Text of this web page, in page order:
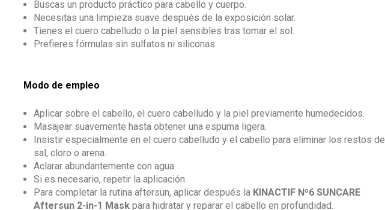
Buscas un producto práctico para cabello y cuerpo.
Necesitas una limpieza suave después de la exposición solar.
Tienes el cuero cabelludo o la piel sensibles tras tomar el sol.
Prefieres fórmulas sin sulfatos ni siliconas.
Modo de empleo
Aplicar sobre el cabello, el cuero cabelludo y la piel previamente humedecidos.
Masajear suavemente hasta obtener una espuma ligera.
Insistir especialmente en el cuero cabelludo y el cabello para eliminar los restos de
sal, cloro o arena.
Aclarar abundantemente con agua.
Si es necesario, repetir la aplicación.
Para completar la rutina aftersun, aplicar después la KINACTIF Nº6 SUNCARE
Aftersun 2-in-1 Mask para hidratar y reparar el cabello en profundidad.